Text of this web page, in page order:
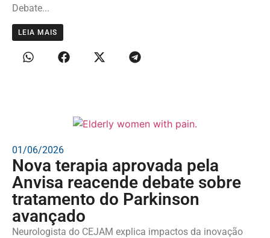
Debate...
LEIA MAIS
01/06/2026
Nova terapia aprovada pela
Anvisa reacende debate sobre
tratamento do Parkinson
avançado
Neurologista do CEJAM explica impactos da inovação